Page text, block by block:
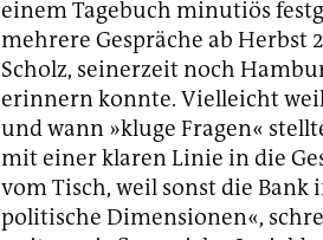
einem Tagebuch minutiös
mehrere Gespräche ab Herbst
Scholz, seinerzeit noch
erinnern konnte. Vielleicht
und wann »kluge Fragen«
mit einer klaren Linie in die
vom Tisch, weil sonst die
politische Dimensionen«,